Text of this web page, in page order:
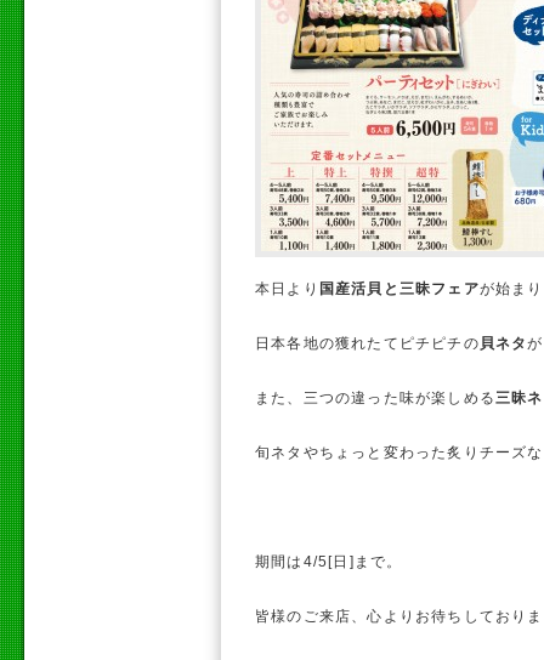
本日より 国産活貝と三昧フェアが始ま
日本各地の獲れたてピチピチの 貝ネタ
また、三つの違った味が楽しめる三昧
旬ネタやちょっと変わった炙りチーズ
期間は4/5[日]まで。
皆様のご来店、心よりお待ちしており